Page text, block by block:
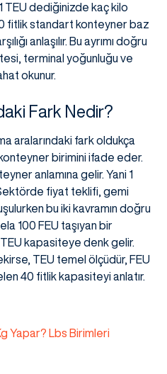
TEU dediğinizde kaç kilo
fitlik standart konteyner baz
anlaşılır. Bu ayrımı doğru
terminal yoğunluğu ve
okunur.
Fark Nedir?
aralarındaki fark oldukça
birimini ifade eder.
anlamına gelir. Yani 1
fiyat teklifi, gemi
bu iki kavramın doğru
100 FEU taşıyan bir
kapasiteye denk gelir.
TEU temel ölçüdür, FEU
40 fitlik kapasiteyi anlatır.
Yapar? Lbs Birimleri